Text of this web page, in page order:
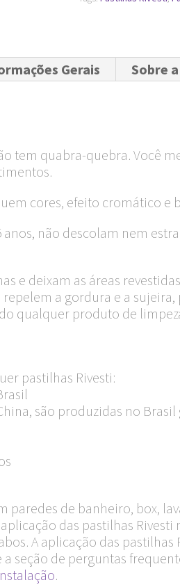
Gerais Sobre
tem quabra-quebra. Você
cores, efeito cromático e
não descolam nem
e deixam as áreas
a gordura e a sujeira,
qualquer produto de
pastilhas Rivesti:
são produzidas no
paredes de banheiro, box,
das pastilhas
A aplicação das
seção de perguntas
.